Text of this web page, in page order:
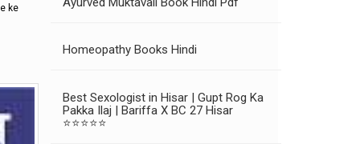
ke
Homeopathy Books Hindi
Best Sexologist in Hisar | Gupt Rog Ka
Pakka Ilaj | Bariffa X BC 27 Hisar
⭐⭐⭐⭐⭐